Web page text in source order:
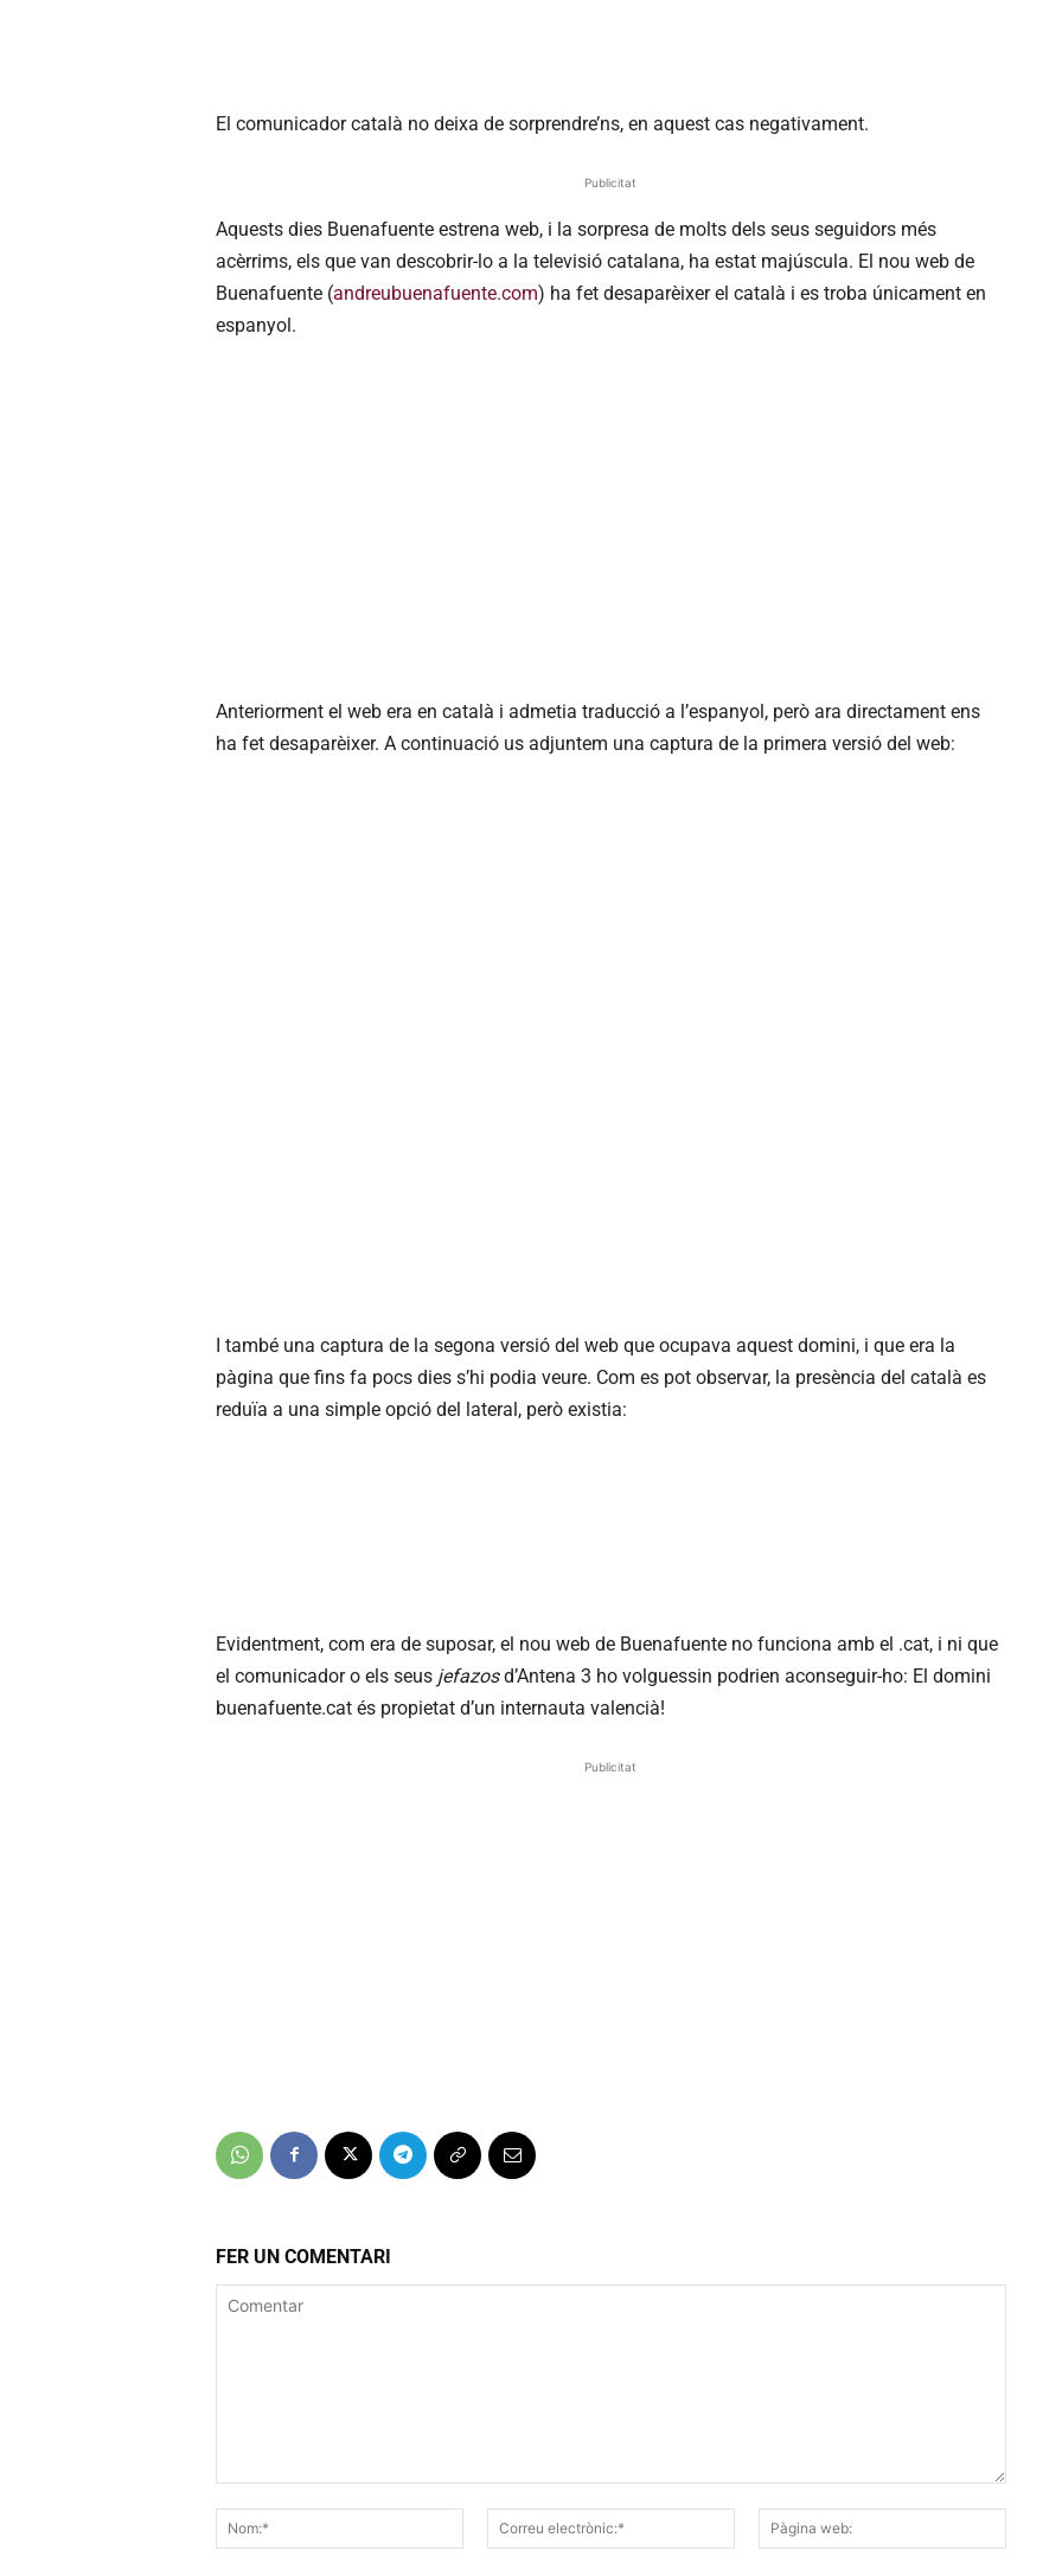
El comunicador català no deixa de sorprendre’ns, en aquest cas negativament.
Publicitat
Aquests dies Buenafuente estrena web, i la sorpresa de molts dels seus seguidors més
acèrrims, els que van descobrir-lo a la televisió catalana, ha estat majúscula. El nou web de
Buenafuente (andreubuenafuente.com) ha fet desaparèixer el català i es troba únicament en
espanyol.
Anteriorment el web era en català i admetia traducció a l’espanyol, però ara directament ens
ha fet desaparèixer. A continuació us adjuntem una captura de la primera versió del web:
I també una captura de la segona versió del web que ocupava aquest domini, i que era la
pàgina que fins fa pocs dies s’hi podia veure. Com es pot observar, la presència del català es
reduïa a una simple opció del lateral, però existia:
Evidentment, com era de suposar, el nou web de Buenafuente no funciona amb el .cat, i ni que
el comunicador o els seus jefazosd’Antena 3 ho volguessin podrien aconseguir-ho: El domini
buenafuente.cat és propietat d’un internauta valencià!
Publicitat
FER UN COMENTARI
Nom:*
Correu
electrònic:*
web: